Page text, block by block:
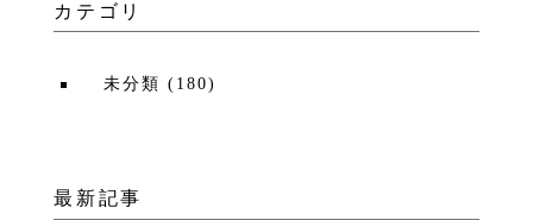
カテゴリ
未分類 ( 180)
最新記事